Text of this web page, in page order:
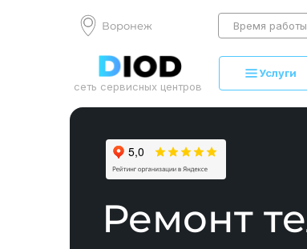
Воронеж Время работы
сеть сервисных центров
Услуги
Ремонт